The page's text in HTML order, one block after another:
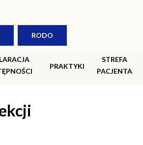
RODO
PRAKTYKI
STREFA
PACJENTA